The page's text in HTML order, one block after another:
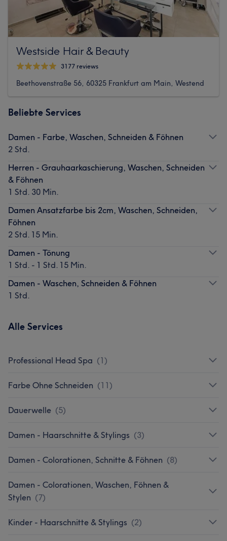
Westside Hair & Beauty
3177 reviews
Beethovenstraße 56, 60325 Frankfurt am Main, Westend
Beliebte Services
Damen - Farbe, Waschen, Schneiden & Föhnen
2 Std.
Herren - Grauhaarkaschierung, Waschen, Schneiden
& Föhnen
1 Std. 30 Min.
Damen Ansatzfarbe bis 2cm, Waschen, Schneiden,
Föhnen
2 Std. 15 Min.
Damen - Tönung
1 Std. - 1 Std. 15 Min.
Damen - Waschen, Schneiden & Föhnen
1 Std.
Alle Services
Professional Head Spa (1)
Farbe Ohne Schneiden (11)
Dauerwelle (5)
Damen - Haarschnitte & Stylings (3)
Damen - Colorationen, Schnitte & Föhnen (8)
Damen - Colorationen, Waschen, Föhnen &
Stylen (7)
Kinder - Haarschnitte & Stylings (2)